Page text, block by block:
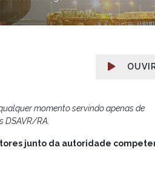
momento servindo apenas de
RA.
junto da autoridade